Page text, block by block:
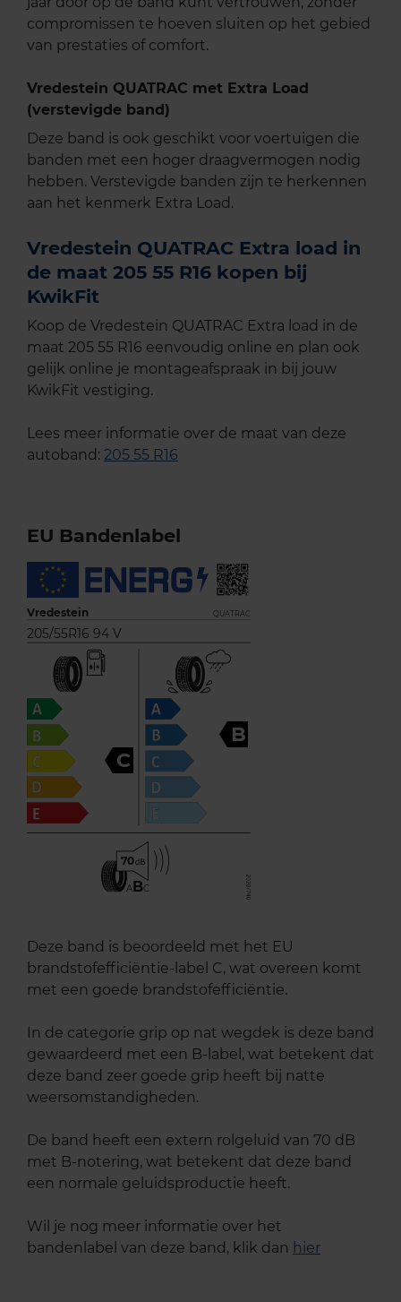
compromissen te hoeven sluiten op het gebied
van prestaties of comfort.
Vredestein QUATRAC met Extra Load
(verstevigde band)
Deze band is ook geschikt voor voertuigen die
banden met een hoger draagvermogen nodig
hebben. Verstevigde banden zijn te herkennen
aan het kenmerk Extra Load.
Vredestein QUATRAC Extra load in
de maat 205 55 R16 kopen bij
KwikFit
Koop de Vredestein QUATRAC Extra load in de
maat 205 55 R16 eenvoudig online en plan ook
gelijk online je montageafspraak in bij jouw
KwikFit vestiging.
Lees meer informatie over de maat van deze
autoband: 205 55 R16
EU Bandenlabel
Vredestein QUATRAC
205/55R16 94 V
C
B
70
ABC
Deze band is beoordeeld met het EU
brandstofefficiëntie-label C, wat overeen komt
met een goede brandstofefficiëntie.
In de categorie grip op nat wegdek is deze band
gewaardeerd met een B-label, wat betekent dat
deze band zeer goede grip heeft bij natte
weersomstandigheden.
De band heeft een extern rolgeluid van 70 dB
met B-notering, wat betekent dat deze band
een normale geluidsproductie heeft.
Wil je nog meer informatie over het
bandenlabel van deze band, klik dan hier